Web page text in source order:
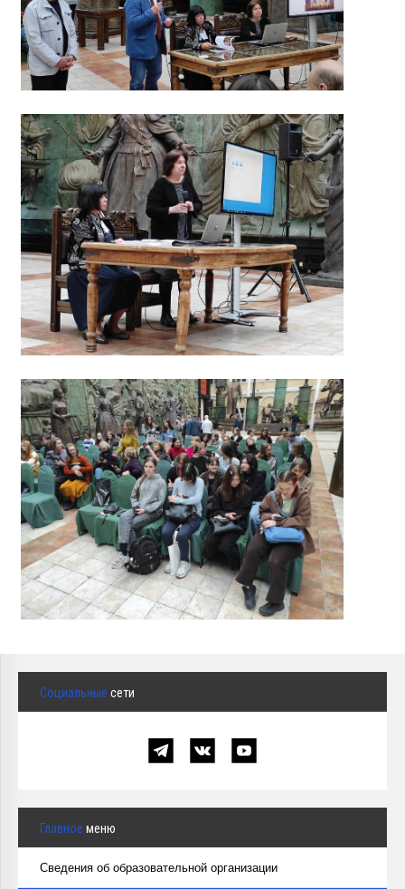
Социальные сети
Главное меню
Сведения об образовательной организации